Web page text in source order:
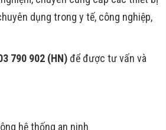
dụng trong y tế, công nghiệp,
790 902 (HN)để được tư vấn và
hệ thống an ninh